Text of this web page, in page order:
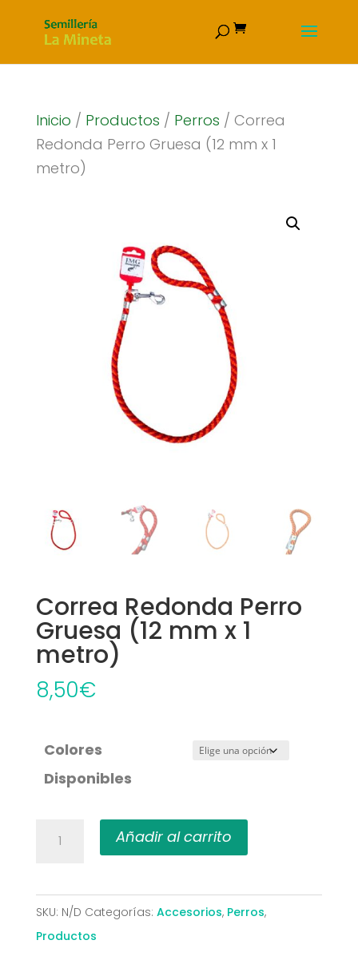
Inicio / Productos / Perros / Correa
Redonda Perro Gruesa (12 mm x 1
metro)
Correa Redonda Perro
Gruesa (12 mm x 1
metro)
8,50€
Colores
Disponibles
Redonda
Gruesa
Añadir al carrito
SKU: N/D Categorías: Accesorios, Perros,
Productos